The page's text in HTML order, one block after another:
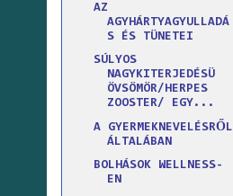
AZ
AGYHÁRTYAGYULLADÁ
S ÉS TÜNETEI
SÚLYOS
NAGYKITERJEDÉSÜ
ÖVSÖMÖR/HERPES
ZOOSTER/ EGY...
A GYERMEKNEVELÉSRŐL
ÁLTALÁBAN
BOLHÁSOK WELLNESS-
EN